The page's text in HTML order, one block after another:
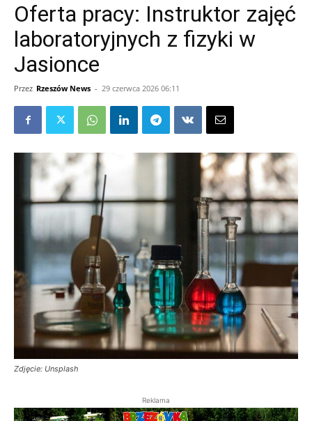
Oferta pracy: Instruktor zajęć
laboratoryjnych z fizyki w
Jasionce
Przez Rzeszów News - 29 czerwca 2026 06:11
Zdjęcie: Unsplash
Reklama